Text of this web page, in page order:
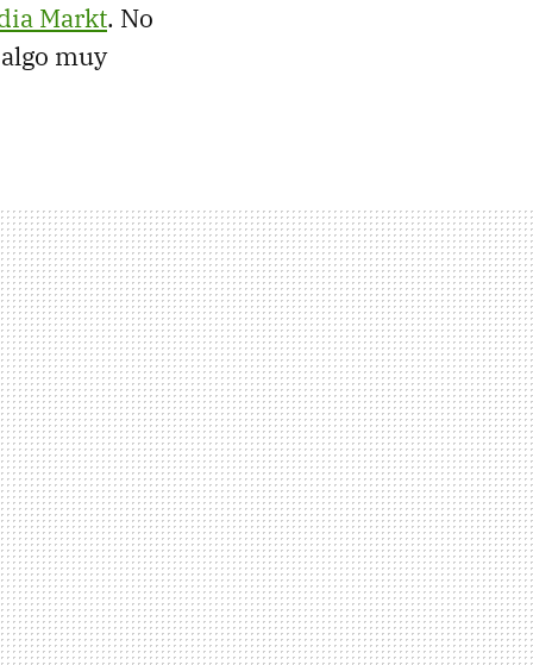
Markt. No
muy